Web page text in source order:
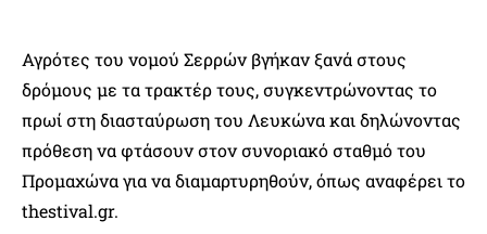
Αγρότες του νομού Σερρών βγήκαν ξανά στους
δρόμους με τα τρακτέρ τους, συγκεντρώνοντας το
πρωί στη διασταύρωση του Λευκώνα και δηλώνοντας
πρόθεση να φτάσουν στον συνοριακό σταθμό του
Προμαχώνα για να διαμαρτυρηθούν, όπως αναφέρει το
thestival.gr.